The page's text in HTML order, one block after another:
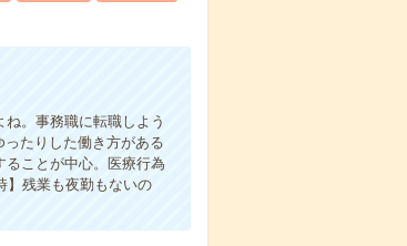
。事務職に転職しよう
たりした働き方がある
ことが中心。医療行為
】残業も夜勤もないの